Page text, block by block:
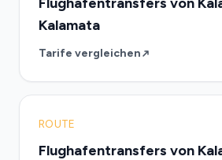
Kalamata
Tarife vergleichen
ROUTE
Flughafentransfers von